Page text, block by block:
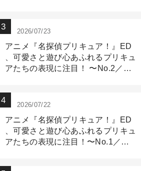
2026/07/23
アニメ『名探偵プリキュア！』ED
、可愛さと遊び心あふれるプリキュ
アたちの表現に注目！ 〜No.2／モ
2026/07/22
アニメ『名探偵プリキュア！』ED
、可愛さと遊び心あふれるプリキュ
アたちの表現に注目！〜No.1／演